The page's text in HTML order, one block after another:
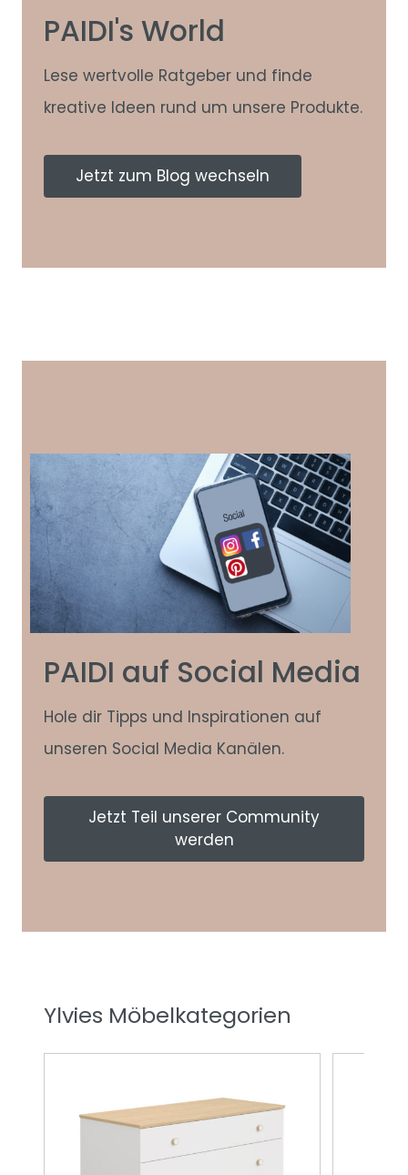
PAIDI's World
Lese wertvolle Ratgeber und finde
kreative Ideen rund um unsere Produkte.
Jetzt zum Blog wechseln
PAIDI auf Social Media
Hole dir Tipps und Inspirationen auf
unseren Social Media Kanälen.
Jetzt Teil unserer Community
werden
Ylvies Möbelkategorien